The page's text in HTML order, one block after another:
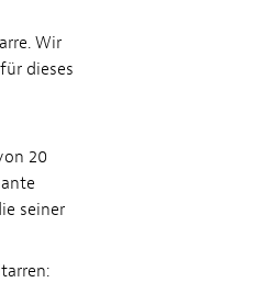
Wir
dieses
20
seiner